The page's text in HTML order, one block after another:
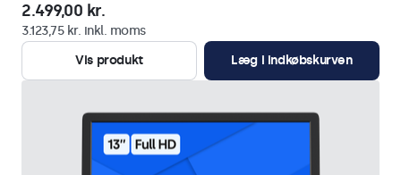
2.499,00 kr.
3.123,75 kr. inkl. moms
Vis produkt
Læg i indkøbskurven